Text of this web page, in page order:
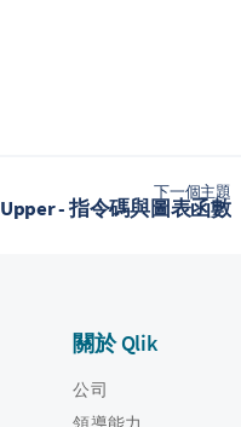
下一個主題
Upper - 指令碼與圖表函數
關於 Qlik
公司